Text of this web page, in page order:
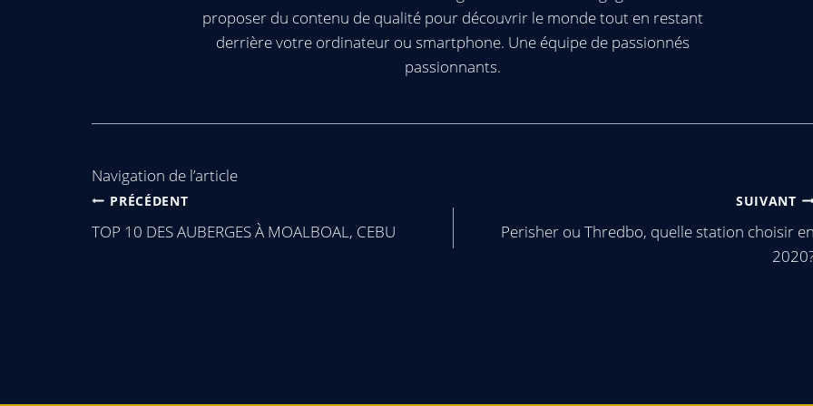
proposer du contenu de qualité pour découvrir le monde tout en restant
derrière votre ordinateur ou smartphone. Une équipe de passionnés
passionnants.
Navigation de l’article
PRÉCÉDENT
TOP 10 DES AUBERGES À MOALBOAL, CEBU
SUIVANT
Perisher ou Thredbo, quelle station choisir